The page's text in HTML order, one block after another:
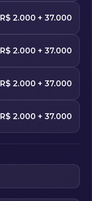
R$ 2.000 + 37.000
R$ 2.000 + 37.000
R$ 2.000 + 37.000
R$ 2.000 + 37.000